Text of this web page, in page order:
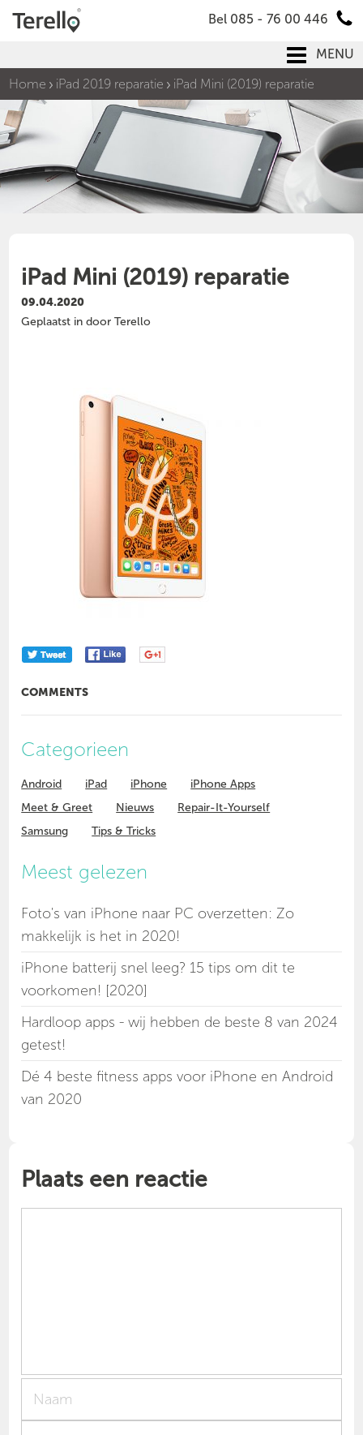
Bel 085 - 76 00 446
MENU
Home
iPad 2019 reparatie iPad Mini (2019) reparatie
iPad Mini (2019) reparatie
09.04.2020
Geplaatst in door Terello
COMMENTS
Categorieen
Android iPad iPhone
iPhone Apps
Meet & Greet
Nieuws
Repair-It-Yourself
Samsung
Tips & Tricks
Meest gelezen
Foto's van iPhone naar PC overzetten: Zo
makkelijk is het in 2020!
iPhone batterij snel leeg? 15 tips om dit te
voorkomen! [2020]
Hardloop apps - wij hebben de beste 8 van 2024
getest!
Dé 4 beste fitness apps voor iPhone en Android
van 2020
Plaats een reactie